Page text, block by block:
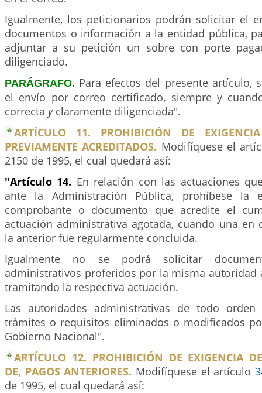
Igualmente, los peticionarios podrán solicitar el
documentos o información a la entidad pública,
adjuntar a su petición un sobre con porte
diligenciado.
PARÁGRAFO. Para efectos del presente artículo,
el envío por correo certificado, siempre y
correcta y claramente diligenciada".
ARTÍCULO 11. PROHIBICIÓN DE
PREVIAMENTE ACREDITADOS. Modifíquese el
2150 de 1995, el cual quedará así:
"Artículo 14. En relación con las actuaciones
ante la Administración Pública, prohíbese la
comprobante o documento que acredite el
actuación administrativa agotada, cuando una en
la anterior fue regularmente concluida.
Igualmente no se podrá solicitar
administrativos proferidos por la misma autoridad
tramitando la respectiva actuación.
Las autoridades administrativas de todo
trámites o requisitos eliminados o modificados
Gobierno Nacional".
ARTÍCULO 12. PROHIBICIÓN DE EXIGENCIA
DE, PAGOS ANTERIORES. Modifíquese el artículo
de 1995, el cual quedará así: